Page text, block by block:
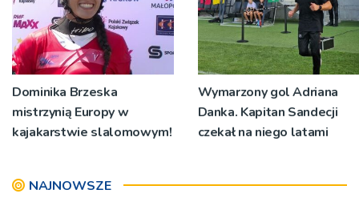
Dominika Brzeska
mistrzynią Europy w
kajakarstwie slalomowym!
Wymarzony gol Adriana
Danka. Kapitan Sandecji
czekał na niego latami
NAJNOWSZE